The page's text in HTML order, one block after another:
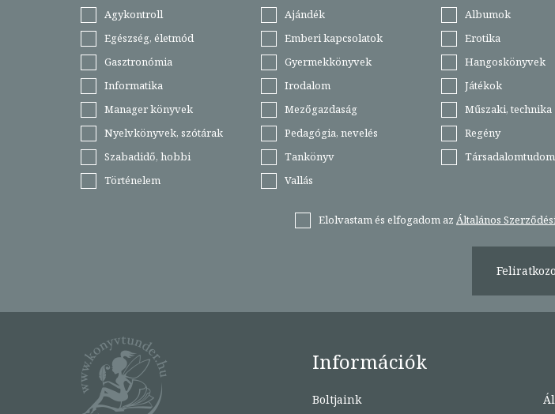
Agykontroll
Ajándék Albumok
Egészség, életmód
Emberi kapcsolatok Erotika
Gasztronómia
Gyermekkönyvek Hangoskönyvek
Informatika
Irodalom Játékok
Manager könyvek
Mezőgazdaság Műszaki, technika
Nyelvkönyvek, szótárak
Pedagógia, nevelés Regény
Szabadidő, hobbi
Tankönyv
Történelem
Vallás
Elolvastam és elfogadom az Általános
Információk
Boltjaink